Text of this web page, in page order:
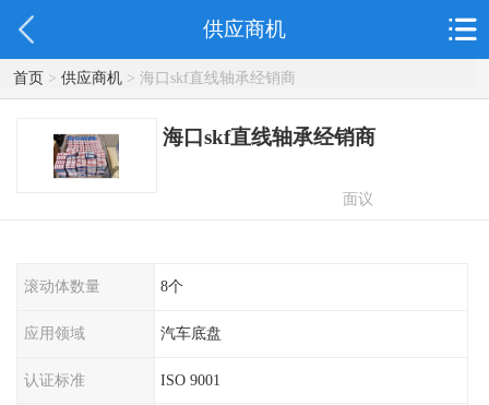
供应商机
首页> 供应商机> 海口skf直线轴承经销商
海口skf直线轴承经销商
面议
滚动体数量 8个
应用领域 汽车底盘
认证标准 ISO 9001